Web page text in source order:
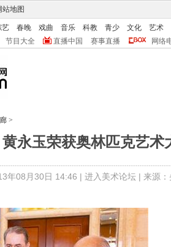
站地图
艺 春晚 戏曲 音乐 科教 青少 文化
艺术
节目大全 直播中国 赛事直播 网络
>
黄永玉荣获奥林匹克艺术
年08月30日 14:46 | 进入美术论坛| 来源